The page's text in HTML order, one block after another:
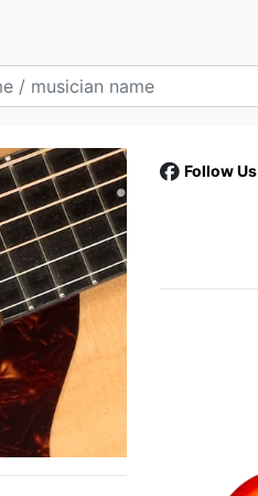
Follow Us